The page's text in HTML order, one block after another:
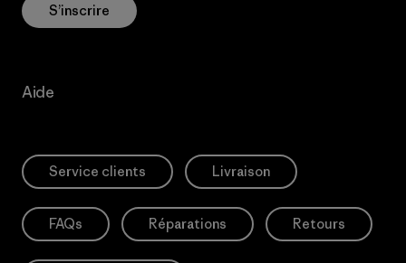
S’inscrire
Aide
Service clients Livraison
FAQs Réparations Retours